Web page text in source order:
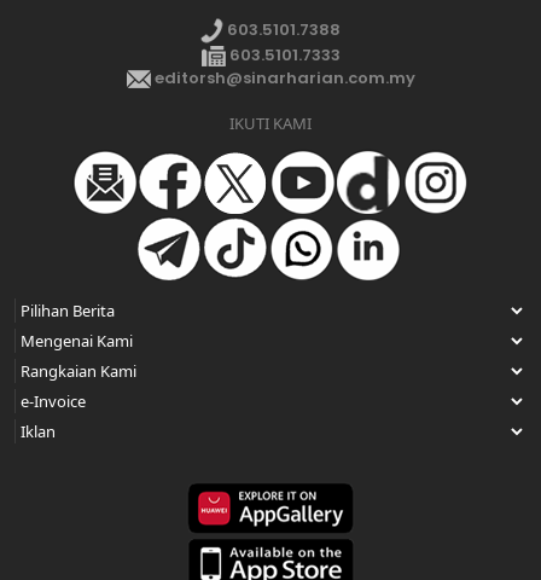
603.5101.7388
603.5101.7333
editorsh@sinarharian.com.my
IKUTI KAMI